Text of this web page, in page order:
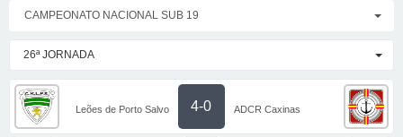
CAMPEONATO NACIONAL SUB 19
26ª JORNADA
Leões de Porto Salvo 4-0 ADCR Caxinas